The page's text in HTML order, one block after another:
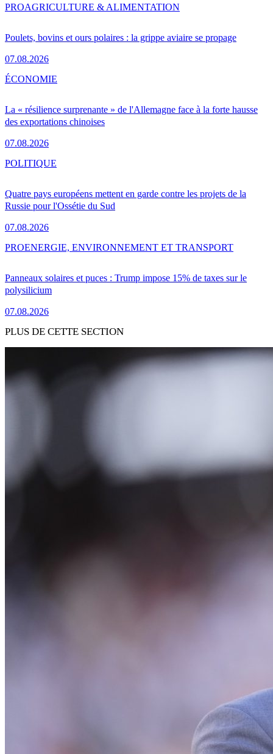
Poulets, bovins et ours polaires : la grippe aviaire se propage
07.08.2026
PROAGRICULTURE & ALIMENTATION
La « résilience surprenante » de l'Allemagne face à la forte hausse
des exportations chinoises
07.08.2026
ÉCONOMIE
Quatre pays européens mettent en garde contre les projets de la
Russie pour l'Ossétie du Sud
07.08.2026
POLITIQUE
Panneaux solaires et puces : Trump impose 15% de taxes sur le
polysilicium
07.08.2026
PROENERGIE, ENVIRONNEMENT ET TRANSPORT
PLUS DE CETTE SECTION